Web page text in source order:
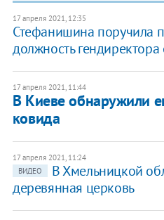
17 апреля 2021, 12:35
Стефанишина поручила
должность
17 апреля 2021, 11:44
В Киеве обнаружили
ковида
17 апреля 2021, 11:24
ВИДЕО
В Хмельницкой
деревянная церковь